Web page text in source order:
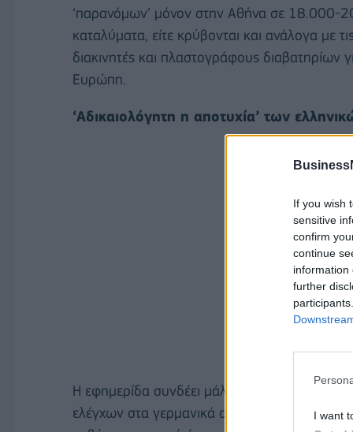
If you wish
sensitive
confirm
continue
information
further
I want
‘παρανόμων’ μόνον στην Αθήνα σε 18.000-
καταλύματα, είτε κρύβονται και ανάλογα με
διακινητές και πλαστογράφους διαβατηρίων
Ευρώπη.
‘Αδικαιολόγητη η αποτυχία’ των
Η εφημερίδα συνδέει μάλιστα ακριβώς αυτές
ελέγχων στα γερμανικά αεροδρόμια σε